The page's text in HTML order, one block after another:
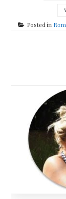
Posted in